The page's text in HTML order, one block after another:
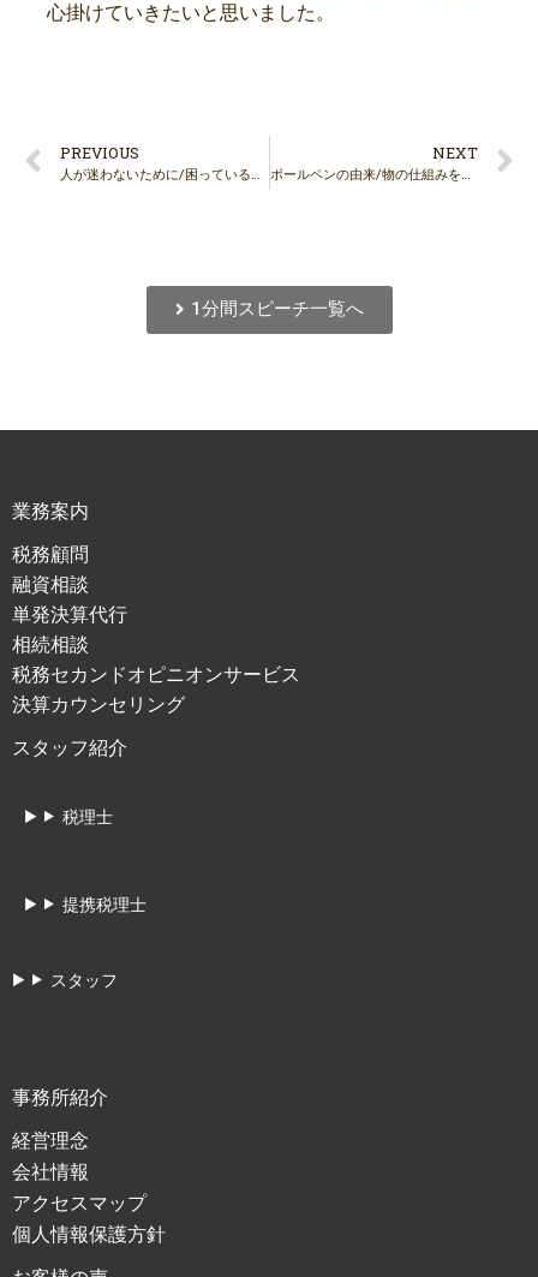
心掛けていきたいと思いました。
PREVIOUS
人が迷わないために/困っている人の助けになりましょう
NEXT
ボールペンの由来/物の仕組みを知りましょう
1分間スピーチ一覧へ
業務案内
税務顧問
融資相談
単発決算代行
相続相談
税務セカンドオピニオンサービス
決算カウンセリング
スタッフ紹介
税理士
提携税理士
スタッフ
事務所紹介
経営理念
会社情報
アクセスマップ
個人情報保護方針